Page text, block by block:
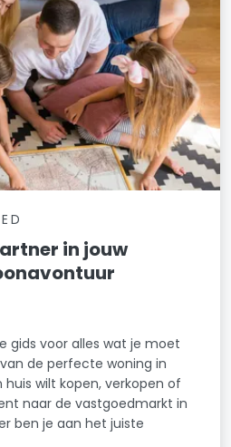
in jouw
gids voor alles wat je moet
de perfecte woning in
wilt kopen, verkopen of
naar de vastgoedmarkt in
ben je aan het juiste